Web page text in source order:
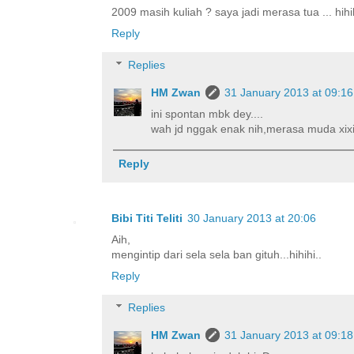
2009 masih kuliah ? saya jadi merasa tua ...
Reply
Replies
HM Zwan
31 January 2013 at 09:16
ini spontan mbk dey....
wah jd nggak enak nih,merasa muda
Reply
Bibi Titi Teliti 30 January 2013 at 20:06
Aih,
mengintip dari sela sela ban gituh...hihihi..
Reply
Replies
HM Zwan
31 January 2013 at 09:18